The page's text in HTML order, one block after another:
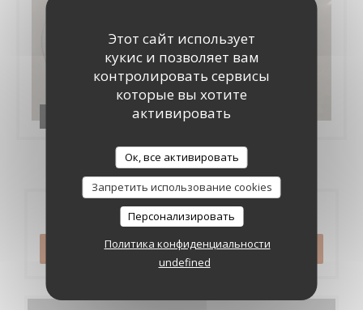
Этот сайт использует
кукис и позволяет вам
контролировать сервисы
которые вы хотите
активировать
Ок, все активировать
Запретить использование cookies
Персонализировать
Политика конфиденциальности
undefined
PRINTEMPS ETE 2024
Бронирование
ЗАБРОНИРОВАТЬ СТОЛИК